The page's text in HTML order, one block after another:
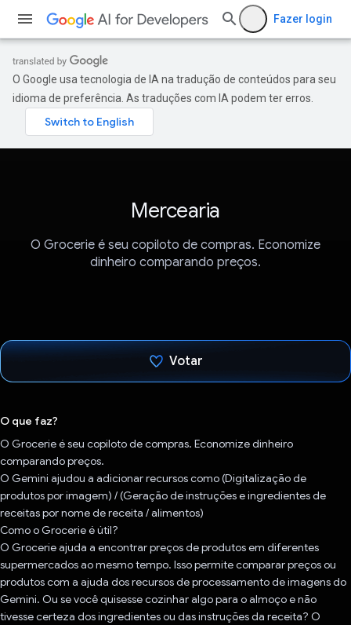
Fazer login
O Google usa tecnologia de IA na tradução de conteúdos para seu
idioma de preferência. As traduções com IA podem ter erros.
Mercearia
O Grocerie é seu copiloto de compras. Economize
dinheiro comparando preços.
Votar
O que faz?
O Grocerie é seu copiloto de compras. Economize dinheiro
comparando preços.
O Gemini ajudou a adicionar recursos como (Digitalização de
produtos por imagem) / (Geração de instruções e ingredientes de
receitas por nome de receita / alimentos)
Como o Grocerie é útil?
O Grocerie ajuda a encontrar preços de produtos em diferentes
supermercados ao mesmo tempo. Isso permite comparar preços ou
produtos com a ajuda dos recursos de processamento de imagens do
Gemini. Ou se você quisesse cozinhar algo para o almoço e não
tivesse certeza dos ingredientes ou das instruções da receita? O